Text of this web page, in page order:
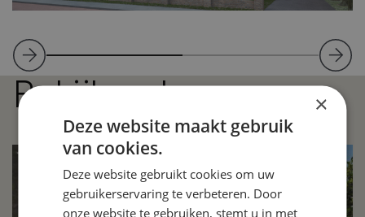
Bekijk ook eens ×
Deze website maakt gebruik
van cookies.
Deze website gebruikt cookies om uw
gebruikerservaring te verbeteren. Door
onze website te gebruiken, stemt u in met